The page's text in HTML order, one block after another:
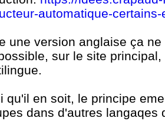
automatique-
une version anglaise ça
sur le site
qu'il en soit, le principe
dans d'autres langaqes